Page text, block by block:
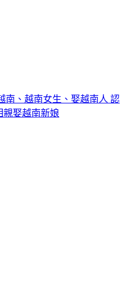
南、越南女生、娶越南人 認
親娶越南新娘